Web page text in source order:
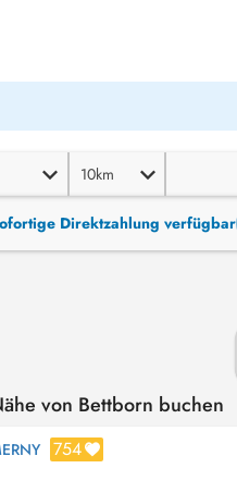
10km
Direktzahlung verfügbar
ON
von Bettborn buchen
754